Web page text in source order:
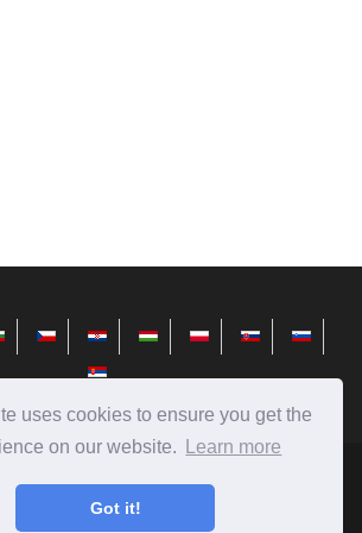
uses cookies to ensure you get the
on our website.
Learn more
Got it!
bg.avktarget.com Ⓒ2026